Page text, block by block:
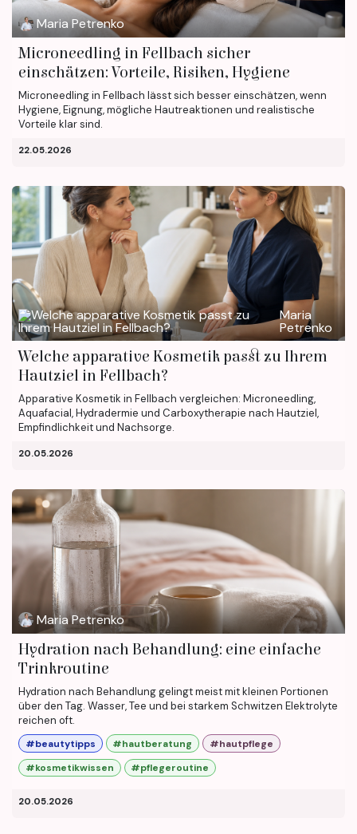
Maria Petrenko
Microneedling in Fellbach sicher
einschätzen: Vorteile, Risiken, Hygiene
Microneedling in Fellbach lässt sich besser einschätzen, wenn
Hygiene, Eignung, mögliche Hautreaktionen und realistische
Vorteile klar sind.
22.05.2026
Maria
Petrenko
Welche apparative Kosmetik passt zu Ihrem
Hautziel in Fellbach?
Apparative Kosmetik in Fellbach vergleichen: Microneedling,
Aquafacial, Hydradermie und Carboxytherapie nach Hautziel,
Empfindlichkeit und Nachsorge.
20.05.2026
Maria Petrenko
Hydration nach Behandlung: eine einfache
Trinkroutine
Hydration nach Behandlung gelingt meist mit kleinen Portionen
über den Tag. Wasser, Tee und bei starkem Schwitzen Elektrolyte
reichen oft.
#beautytipps #hautberatung
#hautpflege
#kosmetikwissen
#pflegeroutine
20.05.2026